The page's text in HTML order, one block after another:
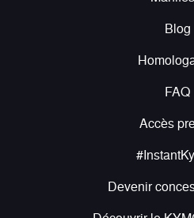
Blog
FAQ
Accès
Devenir